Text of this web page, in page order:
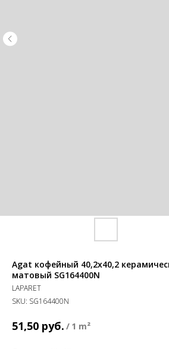
Agat кофейный 40,2x40,2
матовый SG164400N
LAPARET
SKU: SG164400N
51,50 руб. / 1 m²